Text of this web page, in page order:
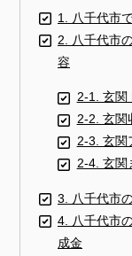
1. 八千代市
2. 八千代市
容
2-1. 玄関
2-2. 玄関
2-3. 玄関
2-4. 玄関
3. 八千代市
4. 八千代市
成金